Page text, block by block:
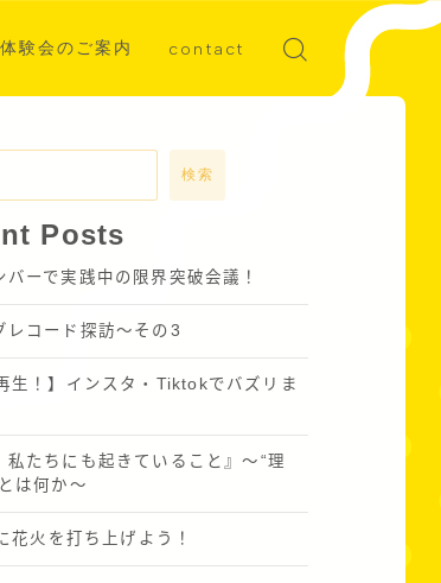
験会のご案内 contact
検索
Posts
バーで実践中の限界突破会議！
レコード探訪～その3
生！】インスタ・Tiktokでバズリま
私たちにも起きていること』〜“理
は何か～
花火を打ち上げよう！